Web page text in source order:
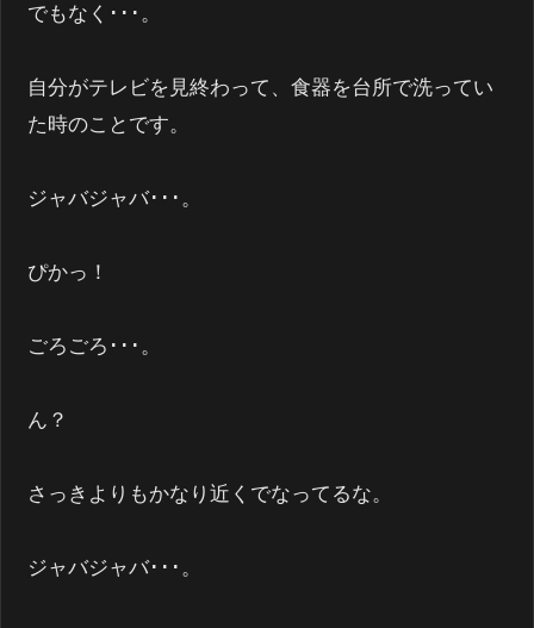
でもなく･･･。
自分がテレビを見終わって、食器を台所で洗ってい
た時のことです。
ジャバジャバ･･･。
ぴかっ！
ごろごろ･･･。
ん？
さっきよりもかなり近くでなってるな。
ジャバジャバ･･･。